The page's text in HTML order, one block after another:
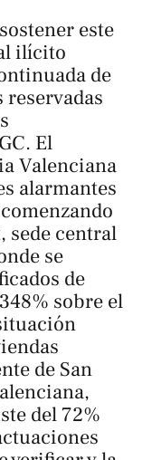
este
ilícito
de
El
Valenciana
alarmantes
sede central
se
de
sobre el
de San
del 72%